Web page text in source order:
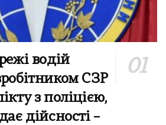
водій
СЗР
з поліцією,
дійсності –